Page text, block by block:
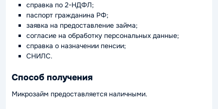
справка по 2-НДФЛ;
паспорт гражданина РФ;
заявка на предоставление займа;
согласие на обработку персональных данные;
справка о назначении пенсии;
СНИЛС.
Способ получения
Микрозайм предоставляется наличными.